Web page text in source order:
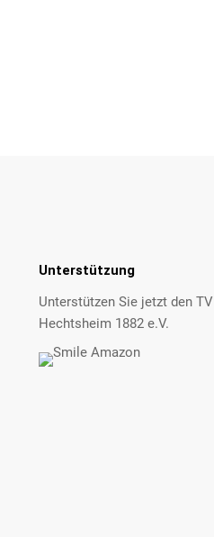
Unterstützung
Unterstützen Sie jetzt den TV
Hechtsheim 1882 e.V.